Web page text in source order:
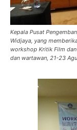
Kepala Pusat
Widjaya, yang
workshop Kritik Film
dan wartawan, 21-23